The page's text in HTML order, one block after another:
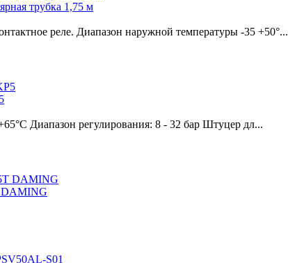
трубка 1,75 м
реле. Диапазон наружной температуры -35 +50°...
Диапазон регулирования: 8 - 32 бар Штуцер дл...
DAMING